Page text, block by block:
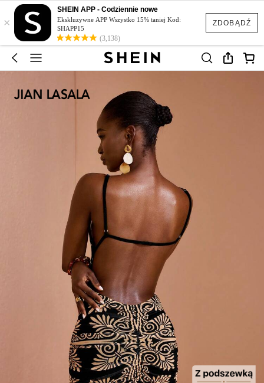
ZDOBĄDŹ
×
SHEIN APP - Codziennie nowe
Ekskluzywne APP Wszystko 15% taniej Kod:
SHAPP15
(3,138)